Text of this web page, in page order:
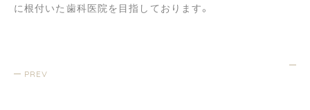
に根付いた歯科医院を目指しております。
PREV